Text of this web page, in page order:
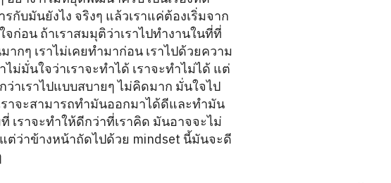
กับมันยังไง จริงๆ แล้วเราแค่ต้องเริ่มจาก
ก่อน ถ้าเราสมมุติว่าเราไปทำงานในที่ที่
ากๆ เราไม่เคยทำมาก่อน เราไปด้วยความ
ไม่มั่นใจว่าเราจะทำได้ เราจะทำไม่ได้ แต่
ว่าเราไปแบบสบายๆ ไม่คิดมาก มั่นใจไป
ราจะสามารถทำมันออกมาได้ดีและทำมัน
เราจะทำให้ดีกว่าที่เราคิด มันอาจจะไม่
ต่ว่าข้างหน้าถัดไปด้วย mindset นี้มันจะดี